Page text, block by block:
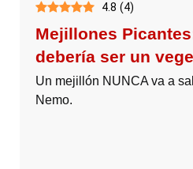
4.8 (4)
Mejillones
debería ser un
Un mejillón NUNCA va a
Nemo.